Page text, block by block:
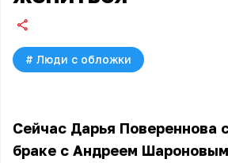
# Люди с обложки
Сейчас Дарья Повереннова
браке с Андреем